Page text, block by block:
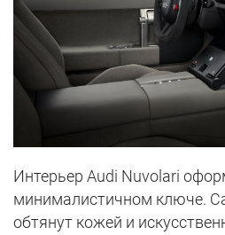
Интерьер Audi Nuvolari
минималистичном ключе.
обтянут кожей и